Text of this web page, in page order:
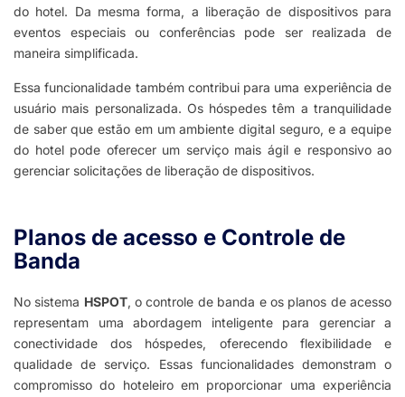
do hotel. Da mesma forma, a liberação de dispositivos para
eventos especiais ou conferências pode ser realizada de
maneira simplificada.
Essa funcionalidade também contribui para uma experiência de
usuário mais personalizada. Os hóspedes têm a tranquilidade
de saber que estão em um ambiente digital seguro, e a equipe
do hotel pode oferecer um serviço mais ágil e responsivo ao
gerenciar solicitações de liberação de dispositivos.
Planos de acesso e Controle de
Banda​
No sistema HSPOT, o controle de banda e os planos de acesso
representam uma abordagem inteligente para gerenciar a
conectividade dos hóspedes, oferecendo flexibilidade e
qualidade de serviço. Essas funcionalidades demonstram o
compromisso do hoteleiro em proporcionar uma experiência